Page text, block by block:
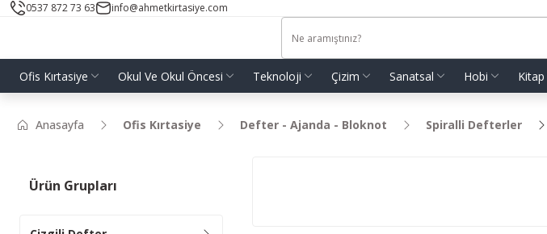
0537 872 73 63 info@ahmetkirtasiye.com
Ofis Kırtasiye Okul Ve Okul Öncesi Teknoloji Çizim Sanatsal Hobi Kitap
Anasayfa Ofis Kırtasiye Defter - Ajanda - Bloknot Spiralli Defterler
Ürün Grupları